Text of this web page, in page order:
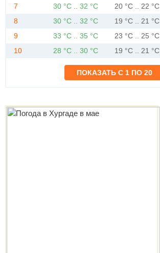
7
30 °C .. 32 °C 20 °C .. 22 °C
8
30 °C .. 32 °C 19 °C .. 21 °C
9
33 °C .. 35 °C 23 °C .. 25 °C
10
28 °C .. 30 °C 19 °C .. 21 °C